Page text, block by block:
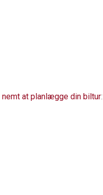
nemt at planlægge din biltur: